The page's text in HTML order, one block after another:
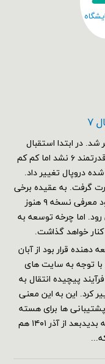
۷
۷ در دی ۱۳۸۹ منتشر شد. در ابتدا استقبال
چندانی نسبت به نسخه ۷ در مقابل نسخه قدرتمند ۶ نشد اما کم کم
شده دروپال تغییر داد.
کم کم سازگار شدند و دروپال ۷ قدرت گرفت. به عقیده برخی
از صاحب نظران این عرصه هنوز هم با وجود معرفی نسخه ۹ هنوز
رود. اما چرخه توسعه به
خواهد گذاشت.
دهنده قرار بود از آبان
با توجه به سایت های
پیچیده انتقال به
جدید این تاریخ به آذر ۱۴۰۱ تغییر کرد. این به این معنی
ها برای هسته
برقراره اما بعد از اون چی؟آروم باشید و ادامه بدیدبعد از آذر ۱۴۰۱ هم